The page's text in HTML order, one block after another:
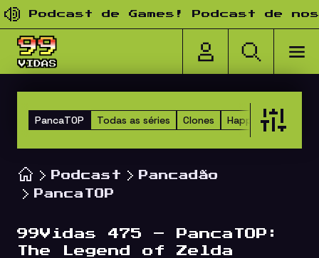
Pular para o conteúdode Games! Podcast de
Todas as séries Clones Happy Hour dos
PancaTOP
Podcast
Pancadão
PancaTOP
99Vidas 475 – PancaTOP:
The Legend of Zelda